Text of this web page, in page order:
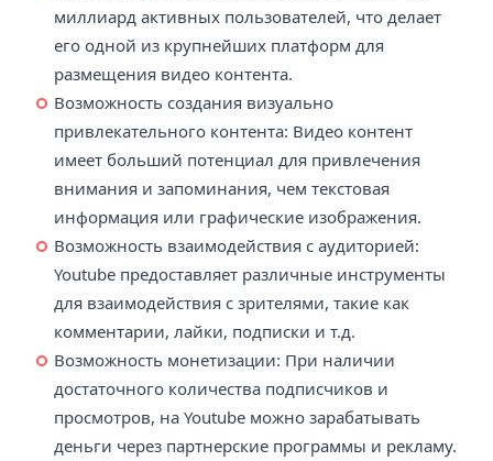
миллиард активных пользователей, что делает
его одной из крупнейших платформ для
размещения видео контента.
Возможность создания визуально
привлекательного контента: Видео контент
имеет больший потенциал для привлечения
внимания и запоминания, чем текстовая
информация или графические изображения.
Возможность взаимодействия с аудиторией:
Youtube предоставляет различные инструменты
для взаимодействия с зрителями, такие как
комментарии, лайки, подписки и т.д.
Возможность монетизации: При наличии
достаточного количества подписчиков и
просмотров, на Youtube можно зарабатывать
деньги через партнерские программы и рекламу.